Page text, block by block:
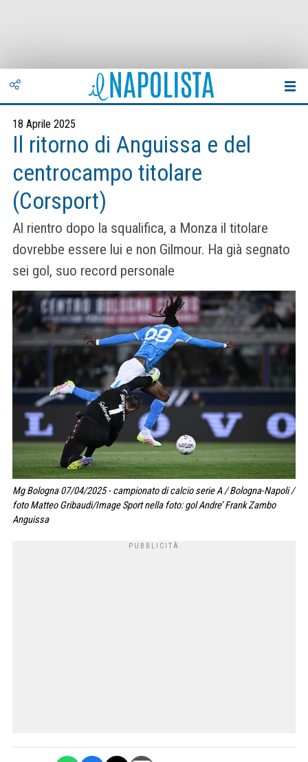
18 Aprile 2025
Il ritorno di Anguissa e del
centrocampo titolare
(Corsport)
Al rientro dopo la squalifica, a Monza il titolare
dovrebbe essere lui e non Gilmour. Ha già segnato
sei gol, suo record personale
Mg Bologna 07/04/2025 - campionato di calcio serie A / Bologna-Napoli /
foto Matteo Gribaudi/Image Sport nella foto: gol Andre’ Frank Zambo
Anguissa